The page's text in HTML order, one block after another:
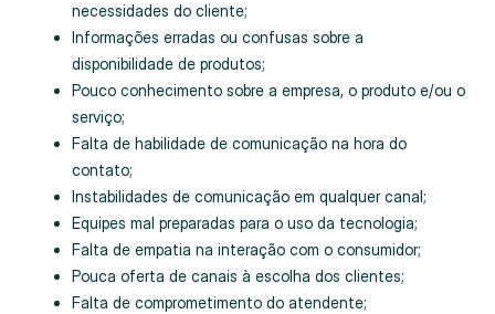
necessidades do cliente;
Informações erradas ou confusas sobre a
disponibilidade de produtos;
Pouco conhecimento sobre a empresa, o produto e/ou o
serviço;
Falta de habilidade de comunicação na hora do
contato;
Instabilidades de comunicação em qualquer canal;
Equipes mal preparadas para o uso da tecnologia;
Falta de empatia na interação com o consumidor;
Pouca oferta de canais à escolha dos clientes;
Falta de comprometimento do atendente;